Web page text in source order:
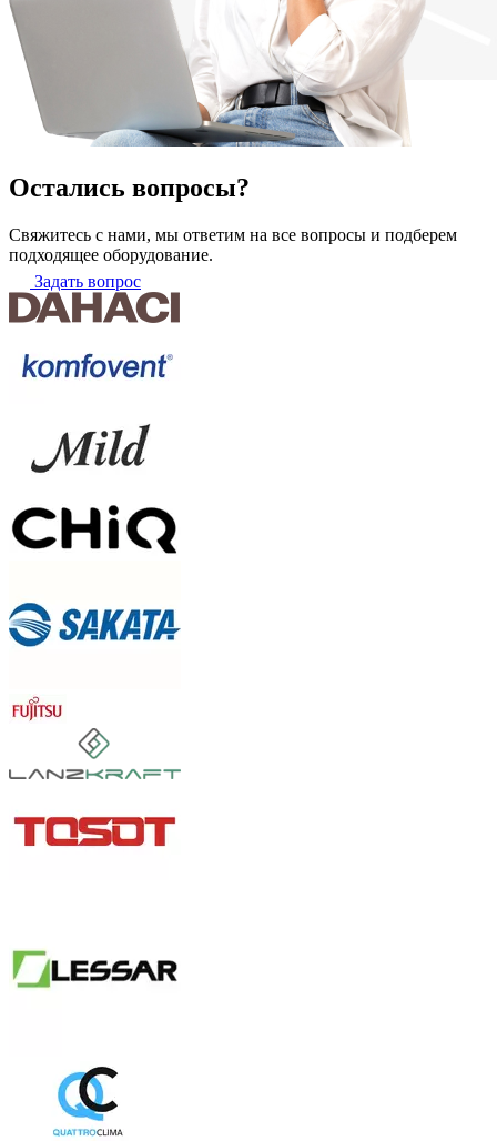
Остались вопросы?
Свяжитесь с нами, мы ответим на все вопросы и подберем
подходящее оборудование.
Задать вопрос